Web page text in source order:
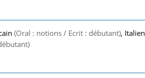
(Oral : notions / Ecrit : débutant), Italien